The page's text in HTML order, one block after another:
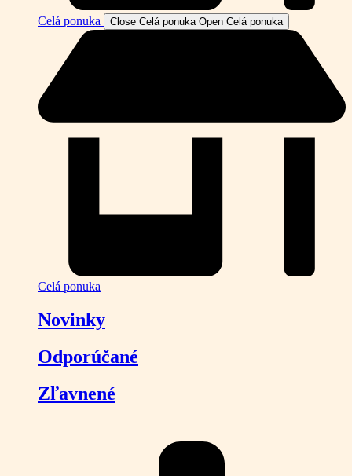
Celá ponuka Close Celá ponuka Open Celá ponuka
Celá ponuka
Novinky
Odporúčané
Zľavnené